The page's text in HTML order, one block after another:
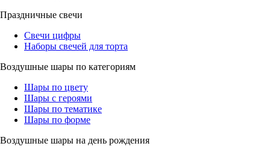
Праздничные свечи
Свечи цифры
Наборы свечей для торта
Воздушные шары по категориям
Шары по цвету
Шары с героями
Шары по тематике
Шары по форме
Воздушные шары на день рождения